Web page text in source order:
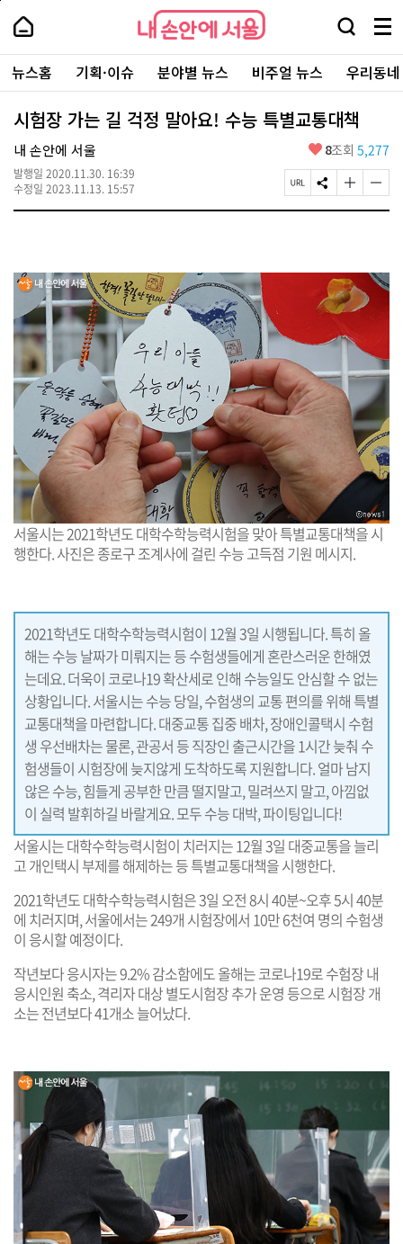
본
로
가
내
손
안
에
서
울
-
서
울
시
대
표
소
내
손
에
울
검
창
열
기
메
뉴
전
체
보
주
요
서
뉴스홈 기획·이슈 분야별 뉴스 비주얼 뉴스 우리동
시험장 가는 길 걱정 말아요! 수능 특별교통대책
내 손안에 서울
발행일 2020.11.30. 16:39
수정일 2023.11.13. 15:57
좋
요
8조회 5,277
페
이
S
N
기
글
자
변
경
하
글
자
변
경
하
서울시는 2021학년도 대학수학능력시험을 맞아 특별교통대책을 시
행한다. 사진은 종로구 조계사에 걸린 수능 고득점 기원 메시지.
2021학년도 대학수학능력시험이 12월 3일 시행됩니다. 특히 올
해는 수능 날짜가 미뤄지는 등 수험생들에게 혼란스러운 한해였
는데요. 더욱이 코로나19 확산세로 인해 수능일도 안심할 수 없는
상황입니다. 서울시는 수능 당일, 수험생의 교통 편의를 위해 특별
교통대책을 마련합니다. 대중교통 집중 배차, 장애인콜택시 수험
생 우선배차는 물론, 관공서 등 직장인 출근시간을 1시간 늦춰 수
험생들이 시험장에 늦지않게 도착하도록 지원합니다. 얼마 남지
않은 수능, 힘들게 공부한 만큼 떨지말고, 밀려쓰지 말고, 아낌없
이 실력 발휘하길 바랄게요. 모두 수능 대박, 파이팅입니다!
서울시는 대학수학능력시험이 치러지는 12월 3일 대중교통을 늘리
고 개인택시 부제를 해제하는 등 특별교통대책을 시행한다.
2021학년도 대학수학능력시험은 3일 오전 8시 40분~오후 5시 40분
에 치러지며, 서울에서는 249개 시험장에서 10만 6천여 명의 수험생
이 응시할 예정이다.
작년보다 응시자는 9.2% 감소함에도 올해는 코로나19로 수험장 내
응시인원 축소, 격리자 대상 별도시험장 추가 운영 등으로 시험장 개
소는 전년보다 41개소 늘어났다.
페
상
단
로